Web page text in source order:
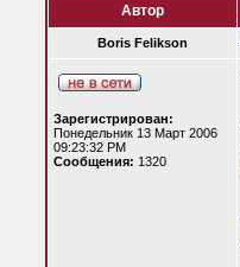
Автор
Boris Felikson
Зарегистрирован:
Понедельник 13 Март 2006
09:23:32 PM
Сообщения: 1320